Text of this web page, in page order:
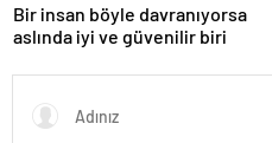
Bir insan böyle davranıyorsa
aslında iyi ve güvenilir biri